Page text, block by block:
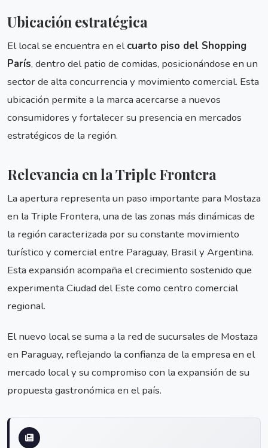
Ubicación estratégica
El local se encuentra en elcuarto piso del Shopping
París, dentro del patio de comidas, posicionándose en un
sector de alta concurrencia y movimiento comercial. Esta
ubicación permite a la marca acercarse a nuevos
consumidores y fortalecer su presencia en mercados
estratégicos de la región.
Relevancia en la Triple Frontera
La apertura representa un paso importante para Mostaza
en la Triple Frontera, una de las zonas más dinámicas de
la región caracterizada por su constante movimiento
turístico y comercial entre Paraguay, Brasil y Argentina.
Esta expansión acompaña el crecimiento sostenido que
experimenta Ciudad del Este como centro comercial
regional.
El nuevo local se suma a la red de sucursales de Mostaza
en Paraguay, reflejando la confianza de la empresa en el
mercado local y su compromiso con la expansión de su
propuesta gastronómica en el país.